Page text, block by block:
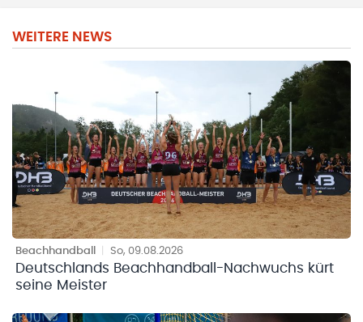
WEITERE NEWS
Beachhandball So, 09.08.2026
Deutschlands Beachhandball-Nachwuchs kürt
seine Meister